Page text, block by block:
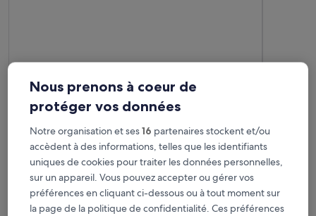
Prima Life Makadi Hotel - All
inclusive
out
9,4/10Exceptionnel ! (1 006 avis)
El Gouna : les meilleurs hôtels
Steigenberger Golf Resort El Gouna
Nous prenons à coeur de
protéger vos données
Notre organisation et ses16 partenaires stockent et/ou
accèdent à des informations, telles que les identifiants
uniques de cookies pour traiter les données personnelles,
sur un appareil. Vous pouvez accepter ou gérer vos
préférences en cliquant ci-dessous ou à tout moment sur
la page de la politique de confidentialité. Ces préférences